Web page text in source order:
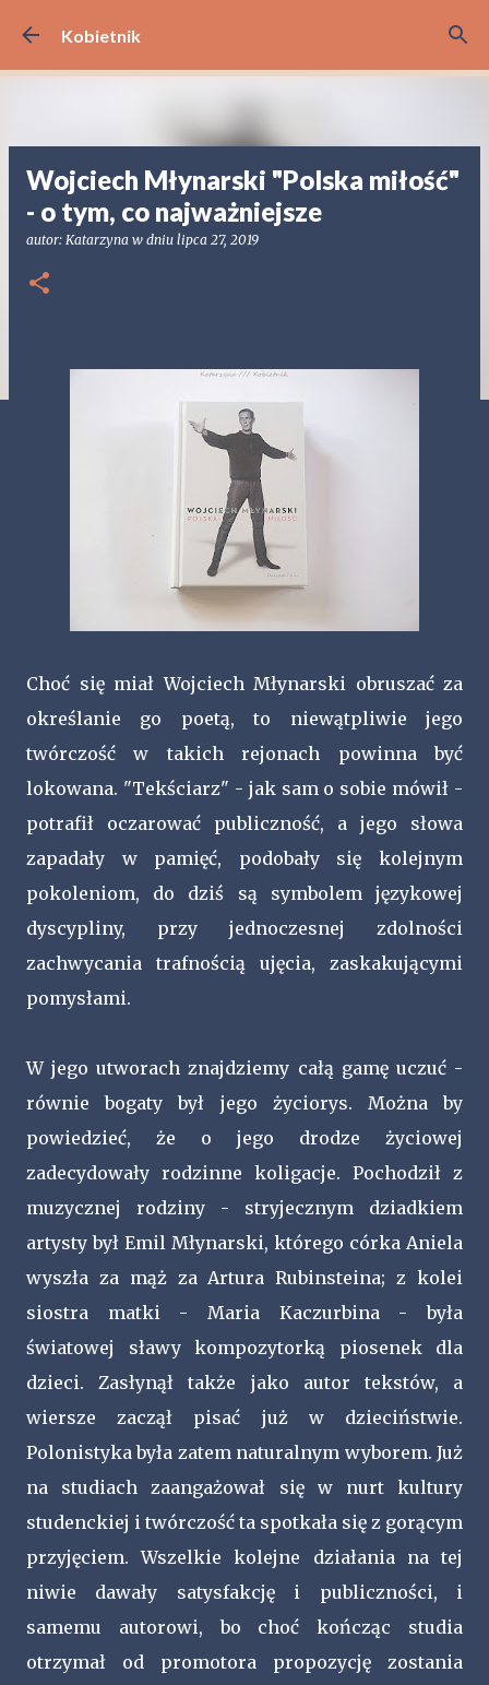
Przejdź do głównej zawartości
Kobietnik
Wojciech Młynarski "Polska miłość"
- o tym, co najważniejsze
autor: Katarzyna w dniu lipca 27, 2019
Choć się miał Wojciech Młynarski obruszać za
określanie go poetą, to niewątpliwie jego
twórczość w takich rejonach powinna być
lokowana. "Tekściarz" - jak sam o sobie mówił -
potrafił oczarować publiczność, a jego słowa
zapadały w pamięć, podobały się kolejnym
pokoleniom, do dziś są symbolem językowej
dyscypliny, przy jednoczesnej zdolności
zachwycania trafnością ujęcia, zaskakującymi
pomysłami.
W jego utworach znajdziemy całą gamę uczuć -
równie bogaty był jego życiorys. Można by
powiedzieć, że o jego drodze życiowej
zadecydowały rodzinne koligacje. Pochodził z
muzycznej rodziny - stryjecznym dziadkiem
artysty był Emil Młynarski, którego córka Aniela
wyszła za mąż za Artura Rubinsteina; z kolei
siostra matki - Maria Kaczurbina - była
światowej sławy kompozytorką piosenek dla
dzieci. Zasłynął także jako autor tekstów, a
wiersze zaczął pisać już w dzieciństwie.
Polonistyka była zatem naturalnym wyborem. Już
na studiach zaangażował się w nurt kultury
studenckiej i twórczość ta spotkała się z gorącym
przyjęciem. Wszelkie kolejne działania na tej
niwie dawały satysfakcję i publiczności, i
samemu autorowi, bo choć kończąc studia
otrzymał od promotora propozycję zostania